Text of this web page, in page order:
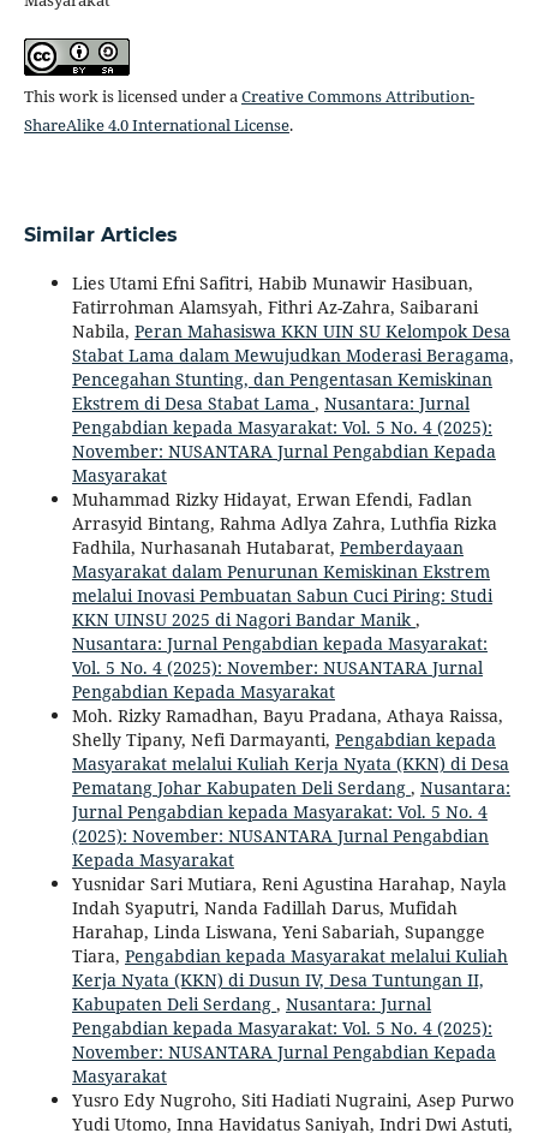
This work is licensed under aCreative Commons Attribution-
ShareAlike 4.0 International License.
Similar Articles
Lies Utami Efni Safitri, Habib Munawir Hasibuan,
Fatirrohman Alamsyah, Fithri Az-Zahra, Saibarani
Nabila, Peran Mahasiswa KKN UIN SU Kelompok Desa
Stabat Lama dalam Mewujudkan Moderasi Beragama,
Pencegahan Stunting, dan Pengentasan Kemiskinan
Ekstrem di Desa Stabat Lama , Nusantara: Jurnal
Pengabdian kepada Masyarakat: Vol. 5 No. 4 (2025):
November: NUSANTARA Jurnal Pengabdian Kepada
Masyarakat
Muhammad Rizky Hidayat, Erwan Efendi, Fadlan
Arrasyid Bintang, Rahma Adlya Zahra, Luthfia Rizka
Fadhila, Nurhasanah Hutabarat, Pemberdayaan
Masyarakat dalam Penurunan Kemiskinan Ekstrem
melalui Inovasi Pembuatan Sabun Cuci Piring: Studi
KKN UINSU 2025 di Nagori Bandar Manik,
Nusantara: Jurnal Pengabdian kepada Masyarakat:
Vol. 5 No. 4 (2025): November: NUSANTARA Jurnal
Pengabdian Kepada Masyarakat
Moh. Rizky Ramadhan, Bayu Pradana, Athaya Raissa,
Shelly Tipany, Nefi Darmayanti, Pengabdian kepada
Masyarakat melalui Kuliah Kerja Nyata (KKN) di Desa
Pematang Johar Kabupaten Deli Serdang , Nusantara:
Jurnal Pengabdian kepada Masyarakat: Vol. 5 No. 4
(2025): November: NUSANTARA Jurnal Pengabdian
Kepada Masyarakat
Yusnidar Sari Mutiara, Reni Agustina Harahap, Nayla
Indah Syaputri, Nanda Fadillah Darus, Mufidah
Harahap, Linda Liswana, Yeni Sabariah, Supangge
Tiara, Pengabdian kepada Masyarakat melalui Kuliah
Kerja Nyata (KKN) di Dusun IV, Desa Tuntungan II,
Kabupaten Deli Serdang , Nusantara: Jurnal
Pengabdian kepada Masyarakat: Vol. 5 No. 4 (2025):
November: NUSANTARA Jurnal Pengabdian Kepada
Masyarakat
Yusro Edy Nugroho, Siti Hadiati Nugraini, Asep Purwo
Yudi Utomo, Inna Havidatus Saniyah, Indri Dwi Astuti,